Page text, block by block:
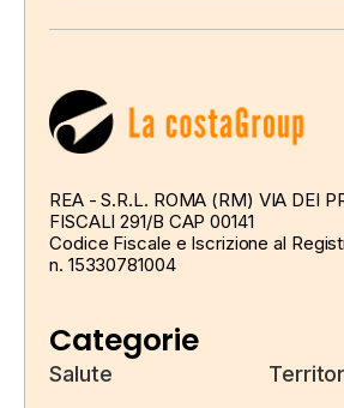
REA - S.R.L. ROMA (RM) VIA DEI
FISCALI 291/B CAP 00141
Codice Fiscale e Iscrizione al
n. 15330781004
Categorie
Salute